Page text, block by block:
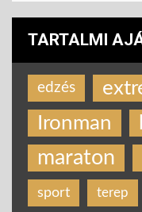
TARTALMI
edzés
Ironman
maraton
sport terep